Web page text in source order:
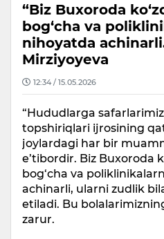
“Biz Buxoroda
bog‘cha va
nihoyatda
Mirziyoyeva
12:34 / 15.05.2026
“Hududlarga
topshiriqlari ijrosining
joylardagi har bir
e’tibordir. Biz Buxoroda
bog‘cha va
achinarli, ularni zudlik
etiladi. Bu
zarur.